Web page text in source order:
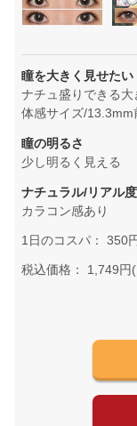
瞳を大きく見せたい
ナチュ盛りできる大
体感サイズ/13.3mm
瞳の明るさ
少し明るく見える
ナチュラル/リアル度
カラコン感あり
1日のコスパ： 350
税込価格： 1,749円